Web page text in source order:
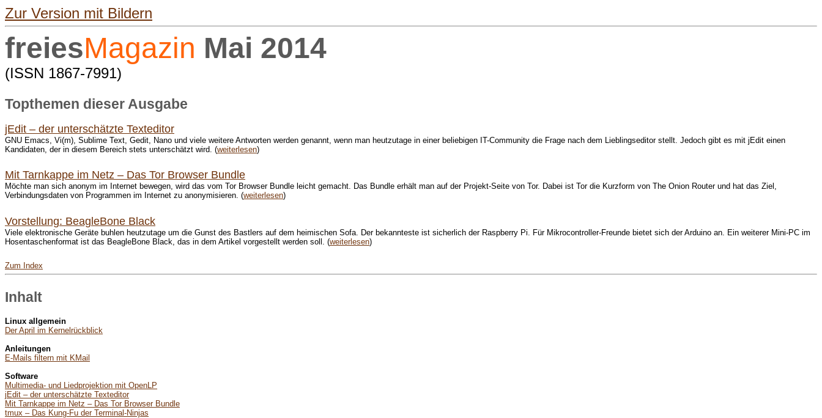
Zur Version mit Bildern
freiesMagazin Mai 2014
(ISSN 1867-7991)
Topthemen dieser Ausgabe
jEdit – der unterschätzte Texteditor
GNU Emacs, Vi(m), Sublime Text, Gedit, Nano und viele weitere Antworten werden genannt, wenn man heutzutage in einer beliebigen IT-Community die Frage nach dem Lieblingseditor stellt. Jedoch gibt es mit jEdit einen
Kandidaten, der in diesem Bereich stets unterschätzt wird. (weiterlesen)
Mit Tarnkappe im Netz – Das Tor Browser Bundle
Möchte man sich anonym im Internet bewegen, wird das vom Tor Browser Bundle leicht gemacht. Das Bundle erhält man auf der Projekt-Seite von Tor. Dabei ist Tor die Kurzform von The Onion Router und hat das Ziel,
Verbindungsdaten von Programmen im Internet zu anonymisieren. (weiterlesen)
Vorstellung: BeagleBone Black
Viele elektronische Geräte buhlen heutzutage um die Gunst des Bastlers auf dem heimischen Sofa. Der bekannteste ist sicherlich der Raspberry Pi. Für Mikrocontroller-Freunde bietet sich der Arduino an. Ein weiterer Mini-PC im
Hosentaschenformat ist das BeagleBone Black, das in dem Artikel vorgestellt werden soll. (weiterlesen)
Zum Index
Inhalt
Linux allgemein
Der April im Kernelrückblick
Anleitungen
E-Mails filtern mit KMail
Software
Multimedia- und Liedprojektion mit OpenLP
jEdit – der unterschätzte Texteditor
Mit Tarnkappe im Netz – Das Tor Browser Bundle
tmux – Das Kung-Fu der Terminal-Ninjas